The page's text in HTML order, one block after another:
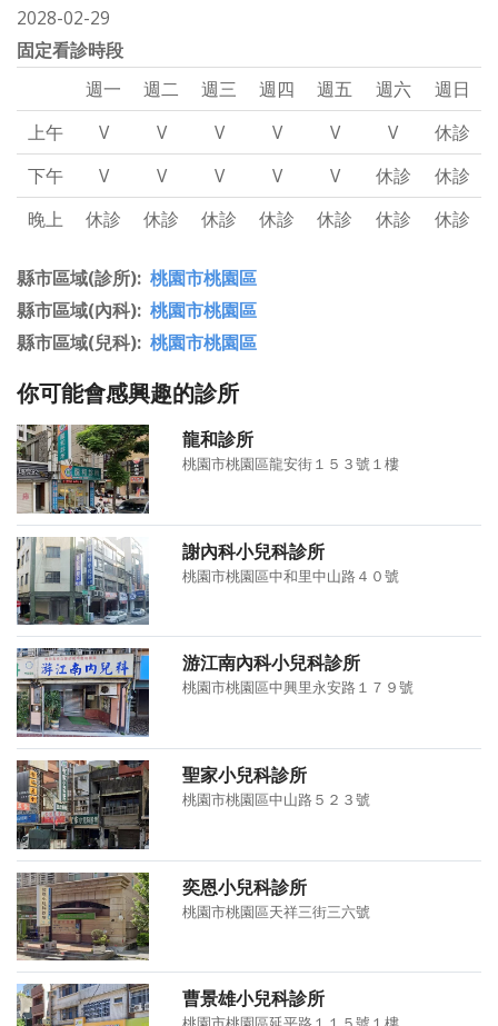
2028-02-29
固定看診時段
週一
週二 週三 週四 週五 週六
週日
上午
V V V V V V
休診
下午
V V V V V 休診
休診
晚上
休診 休診 休診 休診 休診 休診 休診
縣市區域(診所) 桃園市桃園區
縣市區域(內科) 桃園市桃園區
縣市區域(兒科) 桃園市桃園區
你可能會感興趣的診所
龍和診所
桃園市桃園區龍安街１５３號１樓
謝內科小兒科診所
桃園市桃園區中和里中山路４０號
游江南內科小兒科診所
桃園市桃園區中興里永安路１７９號
聖家小兒科診所
桃園市桃園區中山路５２３號
奕恩小兒科診所
桃園市桃園區天祥三街三六號
曹景雄小兒科診所